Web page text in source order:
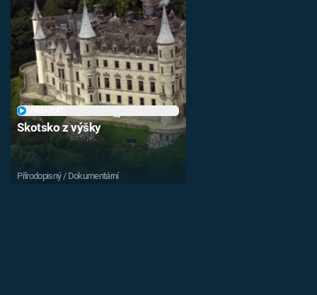
Skotsko z výšky
Přírodopisný / Dokumentární